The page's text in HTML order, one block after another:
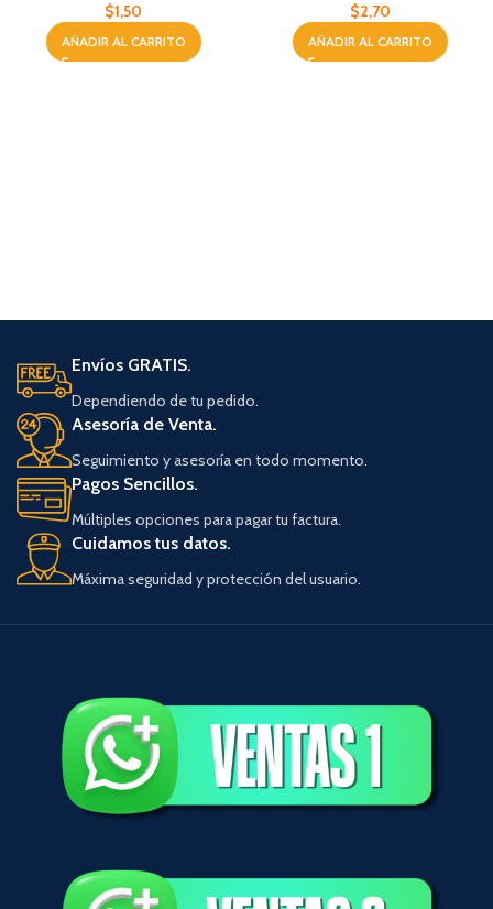
$1,50
AÑADIR AL CARRITO
$2,70
AÑADIR AL CARRITO
Envíos GRATIS.
Dependiendo de tu pedido.
Asesoría de Venta.
Seguimiento y asesoría en todo momento.
Pagos Sencillos.
Múltiples opciones para pagar tu factura.
Cuidamos tus datos.
Máxima seguridad y protección del usuario.